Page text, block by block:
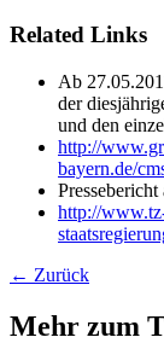
Related Links
Ab
der
und den
http://
bayern.de/
http://
← Zurück
Mehr zum